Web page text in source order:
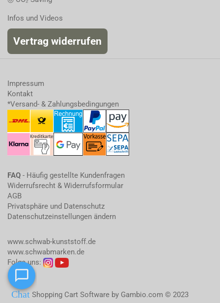
Infos und Videos
Vertrag widerrufen
Impressum
Kontakt
*Versand- & Zahlungsbedingungen
FAQ - Häufig gestellte Kundenfragen
Widerrufsrecht & Widerrufsformular
AGB
Privatsphäre und Datenschutz
Datenschutzeinstellungen ändern
www.schwab-kunststoff.de
www.schwabmarken.de
Folge uns:
Shopping Cart Softwareby Gambio.com © 2023